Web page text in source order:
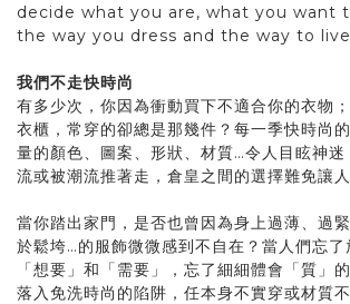
decide what you are, what you want
the way you dress and the way to
我們不走快時尚
有多少次，你因為衝動買下不適合你的衣物
衣櫃，常穿的卻總是那幾件？每一季快時尚
量的顏色、圖案、形狀、材質…令人目眩神
流或被潮流推著走，倉皇之間的選擇難免讓人
當你踏出家門，是否也曾因為身上過薄、過
於鬆垮…的服飾微微感到不自在？當人們忘
「想要」和「需要」，忘了細細體會「質」
落入免洗時尚的陷阱，任本身不實穿或材質